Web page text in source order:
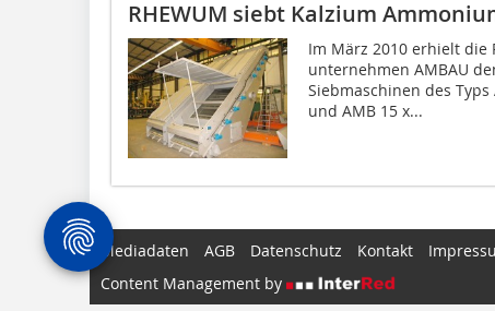
RHEWUM siebt Kalzium
Im März 2010 erhielt die
unternehmen AMBAU
Siebmaschinen des Typs
und AMB 15 x...
Mediadaten AGB Datenschutz Kontakt
Content Management by